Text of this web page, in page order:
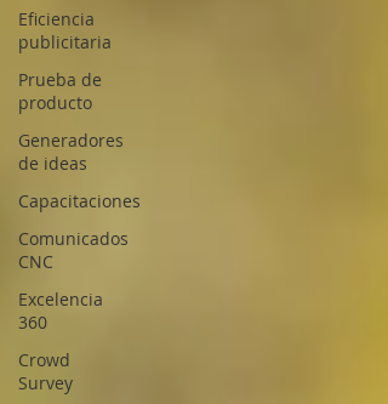
Eficiencia
publicitaria
Prueba de
producto
Generadores
de ideas
Capacitaciones
Comunicados
CNC
Excelencia
360
Crowd
Survey